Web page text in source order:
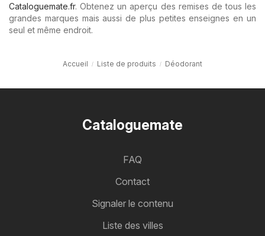
Cataloguemate.fr. Obtenez un aperçu des remises de tous les
grandes marques mais aussi de plus petites enseignes en un
seul et même endroit.
Accueil Liste de produits Déodorant
Cataloguemate
FAQ
Contact
Signaler le contenu
Liste des villes